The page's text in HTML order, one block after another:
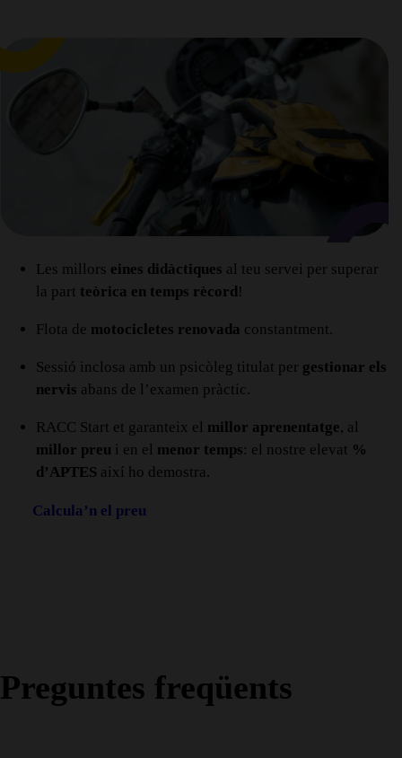
Les millors eines didàctiques al teu servei per superar
la part teòrica en temps rècord!
Flota de motocicletes renovada constantment.
Sessió inclosa amb un psicòleg titulat per gestionar els
nervis abans de l’examen pràctic.
RACC Start et garanteix el millor aprenentatge, al
millor preu i en el menor temps: el nostre elevat %
d’APTES així ho demostra.
Calcula’n el preu
Preguntes freqüents